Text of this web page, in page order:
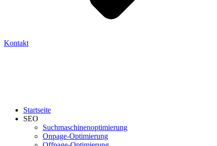
Kontakt
Startseite
SEO
Suchmaschinenoptimierung
Onpage-Optimierung